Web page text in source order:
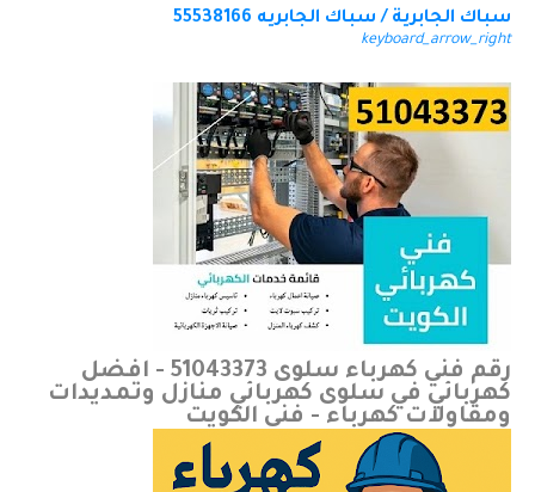
سباك الجابرية / سباك الجابريه 55538166
keyboard_arrow_right
رقم فني كهرباء سلوى 51043373 - افضل
كهربائي في سلوى كهربائي منازل وتمديدات
ومقاولات كهرباء - فني الكويت